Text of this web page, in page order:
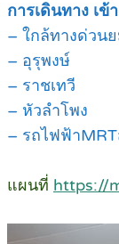
การเดินทาง เข้
– ใกล้ทางด่วน
– อุรุพงษ์
– ราชเทวี
– หัวลำโพง
– รถไฟฟ้า
แผนที่ https://